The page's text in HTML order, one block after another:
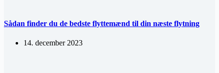
Sådan finder du de bedste flyttemænd til din næste flytning
14. december 2023